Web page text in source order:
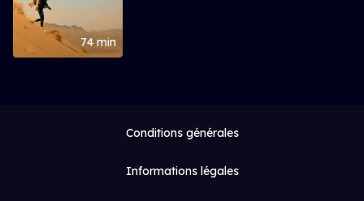
74 min
Conditions générales
Informations légales